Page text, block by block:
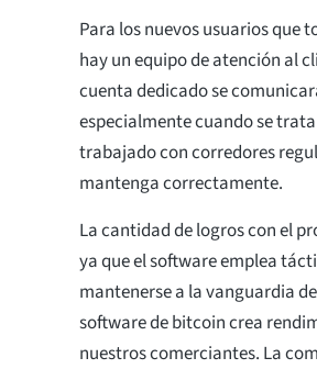
Para los nuevos usuarios que
hay un equipo de atención al
cuenta dedicado se
especialmente cuando se
trabajado con corredores
mantenga correctamente.
La cantidad de logros con el
ya que el software emplea
mantenerse a la vanguardia
software de bitcoin crea
nuestros comerciantes. La